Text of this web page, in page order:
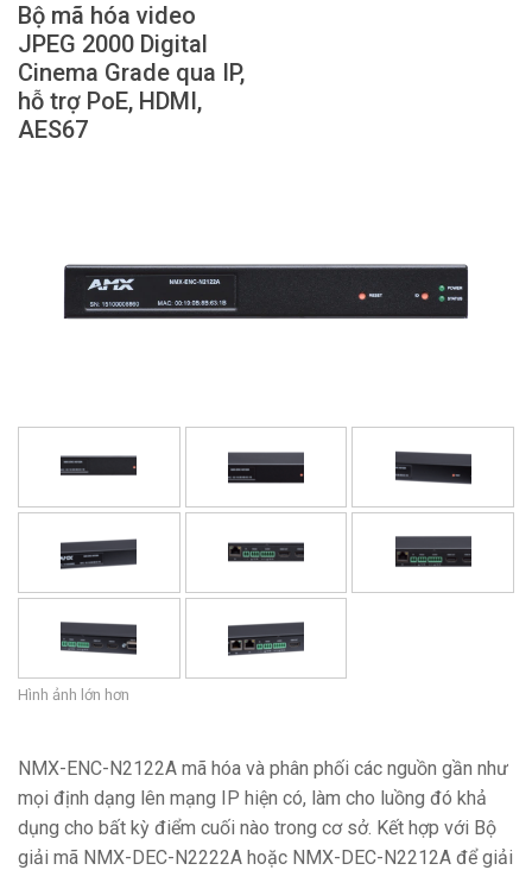
Ngôn ngữ/Khu vực
Bộ mã hóa video
JPEG 2000 Digital
Cinema Grade qua IP,
hỗ trợ PoE, HDMI,
AES67
Hình ảnh lớn hơn
NMX-ENC-N2122A mã hóa và phân phối các nguồn gần như
mọi định dạng lên mạng IP hiện có, làm cho luồng đó khả
dụng cho bất kỳ điểm cuối nào trong cơ sở. Kết hợp với Bộ
giải mã NMX-DEC-N2222A hoặc NMX-DEC-N2212A để giải